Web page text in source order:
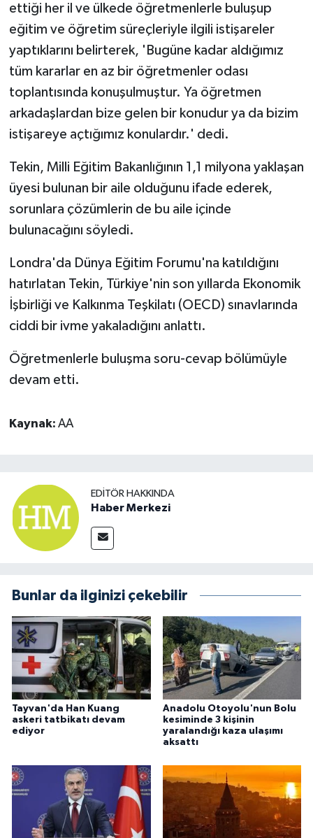
ettiği her il ve ülkede öğretmenlerle buluşup
eğitim ve öğretim süreçleriyle ilgili istişareler
yaptıklarını belirterek, 'Bugüne kadar aldığımız
tüm kararlar en az bir öğretmenler odası
toplantısında konuşulmuştur. Ya öğretmen
arkadaşlardan bize gelen bir konudur ya da bizim
istişareye açtığımız konulardır.' dedi.
Tekin, Milli Eğitim Bakanlığının 1,1 milyona yaklaşan
üyesi bulunan bir aile olduğunu ifade ederek,
sorunlara çözümlerin de bu aile içinde
bulunacağını söyledi.
Londra'da Dünya Eğitim Forumu'na katıldığını
hatırlatan Tekin, Türkiye'nin son yıllarda Ekonomik
İşbirliği ve Kalkınma Teşkilatı (OECD) sınavlarında
ciddi bir ivme yakaladığını anlattı.
Öğretmenlerle buluşma soru-cevap bölümüyle
devam etti.
Kaynak: AA
EDITÖR HAKKINDA
Haber Merkezi
Bunlar da ilginizi çekebilir
Tayvan'da Han Kuang
askeri tatbikatı devam
ediyor
Anadolu Otoyolu'nun Bolu
kesiminde 3 kişinin
yaralandığı kaza ulaşımı
aksattı